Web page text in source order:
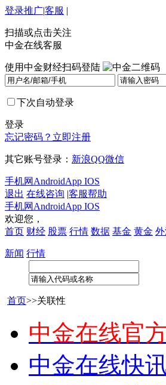
登录推广|客服 |
扫描或点击关注
中金在线客服
使用中金财经扫码登陆
下次自动登录
登录
忘记密码？ 立即注册
其它账号登录： 新浪QQ微信
手机网 AndroidApp IOS
退出 在线咨询 |客服帮助
手机网 AndroidApp IOS
欢迎您，
首页 财经 股票 行情 数据 基金 黄金
新闻 行情
首页>>关联性
中金在线官
中金在线快